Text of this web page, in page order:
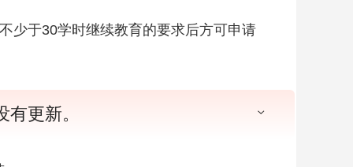
少于30学时继续教育的要求后方可申请
更新。